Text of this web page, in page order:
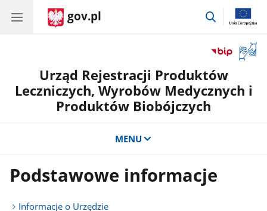
gov.pl
przejdź
okno
Urząd Rejestracji Produktów
Leczniczych, Wyrobów Medycznych i
Produktów Biobójczych
MENU
Podstawowe informacje
Informacje o Urzędzie